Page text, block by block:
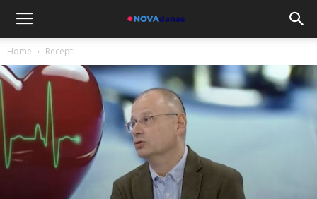
Home Recepti